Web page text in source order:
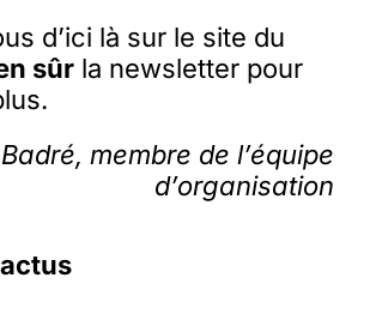
d’ici là sur le site du
sûrla newsletter pour
membre de l’équipe
d’organisation